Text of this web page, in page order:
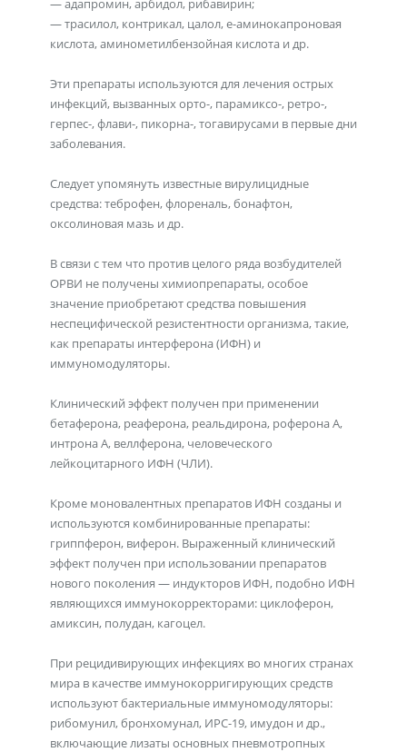
— адапромин, арбидол, рибавирин;
— трасилол, контрикал, цалол, e-аминокапроновая
кислота, аминометилбензойная кислота и др.
Эти препараты используются для лечения острых
инфекций, вызванных орто-, парамиксо-, ретро-,
герпес-, флави-, пикорна-, тогавирусами в первые дни
заболевания.
Следует упомянуть известные вирулицидные
средства: теброфен, флореналь, бонафтон,
оксолиновая мазь и др.
В связи с тем что против целого ряда возбудителей
ОРВИ не получены химиопрепараты, особое
значение приобретают средства повышения
неспецифической резистентности организма, такие,
как препараты интерферона (ИФН) и
иммуномодуляторы.
Клинический эффект получен при применении
бетаферона, реаферона, реальдирона, роферона А,
интрона А, веллферона, человеческого
лейкоцитарного ИФН (ЧЛИ).
Кроме моновалентных препаратов ИФН созданы и
используются комбинированные препараты:
гриппферон, виферон. Выраженный клинический
эффект получен при использовании препаратов
нового поколения — индукторов ИФН, подобно ИФН
являющихся иммунокорректорами: циклоферон,
амиксин, полудан, кагоцел.
При рецидивирующих инфекциях во многих странах
мира в качестве иммунокорригирующих средств
используют бактериальные иммуномодуляторы:
рибомунил, бронхомунал, ИРС-19, имудон и др.,
включающие лизаты основных пневмотропных